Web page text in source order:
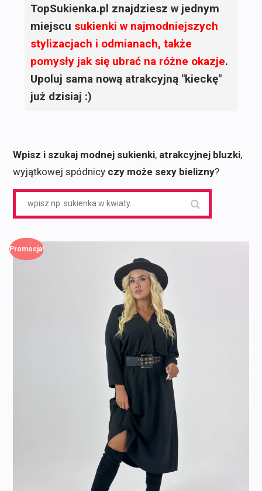
TopSukienka.pl znajdziesz w jednym
miejscu sukienki w najmodniejszych
stylizacjach i odmianach, także
pomysły jak się ubrać na różne okazje.
Upoluj sama nową atrakcyjną "kieckę"
już dzisiaj :)
Wpisz i szukaj modnej sukienki, atrakcyjnej bluzki,
wyjątkowej spódnicy czy może sexy bielizny?
Promocja!